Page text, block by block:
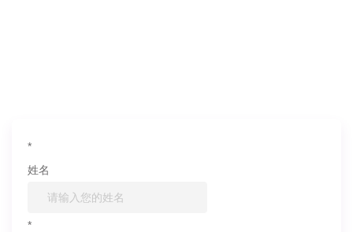
*
姓名
*